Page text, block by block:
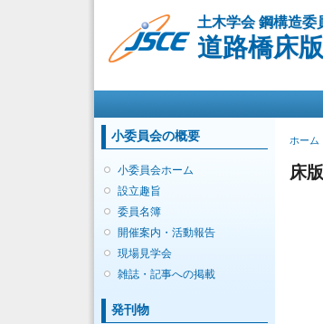
土木学会 鋼構造委
道路橋床
小委員会の概要
小委員会ホーム
設立趣旨
委員名簿
開催案内・活動報告
現場見学会
雑誌・記事への掲載
発刊物
現在
ホーム
床